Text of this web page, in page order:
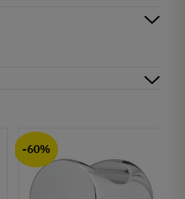
-60%